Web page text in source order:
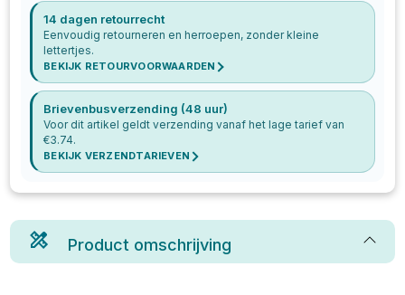
14 dagen retourrecht
Eenvoudig retourneren en herroepen, zonder kleine
lettertjes.
BEKIJK RETOURVOORWAARDEN
Brievenbusverzending (48 uur)
Voor dit artikel geldt verzending vanaf het lage tarief van
€3.74.
BEKIJK VERZENDTARIEVEN
Product omschrijving